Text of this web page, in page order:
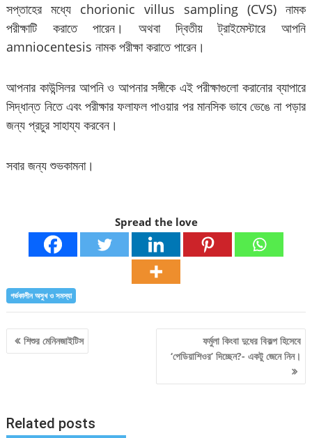
সপ্তাহের মধ্যে chorionic villus sampling (CVS) নামক
পরীক্ষাটি করাতে পারেন। অথবা দ্বিতীয় ট্রাইমেস্টারে আপনি
amniocentesis নামক পরীক্ষা করাতে পারেন।
আপনার কাউন্সিলর আপনি ও আপনার সঙ্গীকে এই পরীক্ষাগুলো করানোর ব্যাপারে
সিদ্ধান্ত নিতে এবং পরীক্ষার ফলাফল পাওয়ার পর মানসিক ভাবে ভেঙে না পড়ার
জন্য প্রচুর সাহায্য করবেন।
সবার জন্য শুভকামনা।
Spread the love
গর্ভকালীন অসুখ ও সমস্যা
Post
শিশুর মেনিনজাইটিস
ফর্মুলা কিংবা দুধের বিকল্প হিসেবে
‘পেডিয়াশিওর’ দিচ্ছেন?- একটু জেনে নিন।
Related posts